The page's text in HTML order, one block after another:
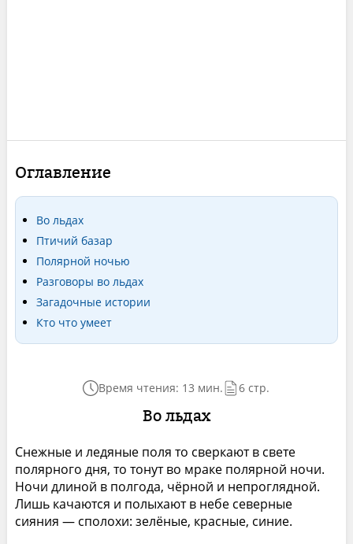
Оглавление
Во льдах
Птичий базар
Полярной ночью
Разговоры во льдах
Загадочные истории
Кто что умеет
Время чтения: 13 мин. 6 стр.
Во льдах
Снежные и ледяные поля то сверкают в свете
полярного дня, то тонут во мраке полярной ночи.
Ночи длиной в полгода, чёрной и непроглядной.
Лишь качаются и полыхают в небе северные
сияния — сполохи: зелёные, красные, синие.